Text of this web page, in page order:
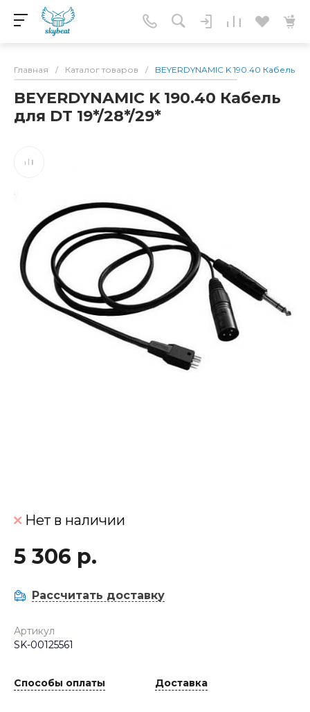
Главная / Каталог товаров / BEYERDYNAMIC K 190.40 Кабель
BEYERDYNAMIC K 190.40 Кабель
для DT 19*/28*/29*
Нет в наличии
5 306 р.
Рассчитать доставку
Артикул
SK-00125561
Способы оплаты Доставка